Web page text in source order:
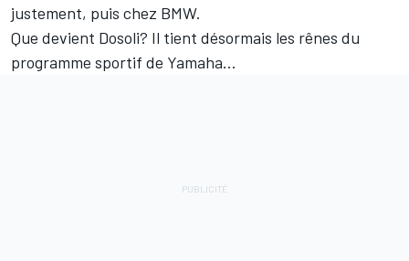
justement, puis chez BMW.
Que devient Dosoli? Il tient désormais les rênes du
programme sportif de Yamaha...